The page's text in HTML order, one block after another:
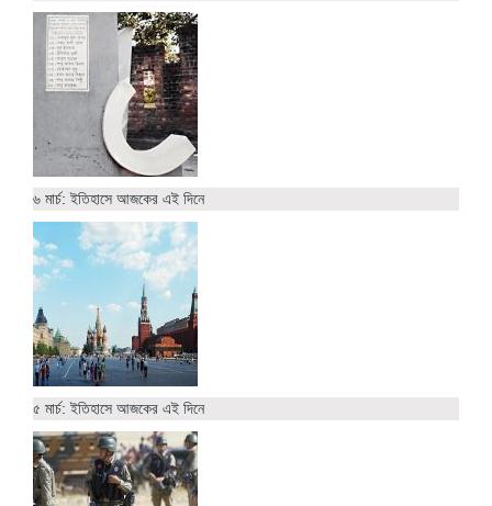
৬ মার্চ: ইতিহাসে আজকের এই দিনে
৫ মার্চ: ইতিহাসে আজকের এই দিনে